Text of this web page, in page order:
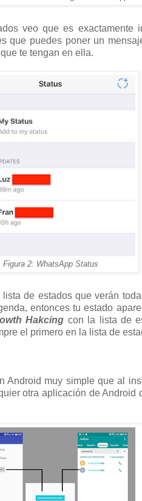
veo que es exactamente
que puedes poner un
te tengan en ella.
Figura 2: WhatsApp Status
de estados que verán
entonces tu estado
Hakcing con la lista de
el primero en la lista de
Android muy simple que al
otra aplicación de